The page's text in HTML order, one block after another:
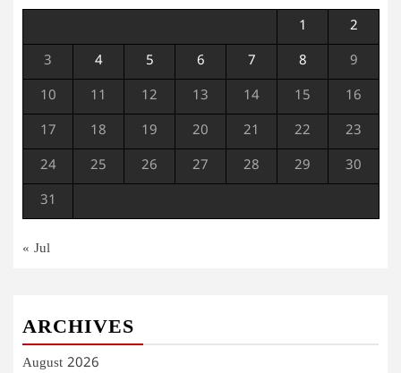
1 2
3 4 5 6 7 8 9
10 11 12 13 14 15 16
17 18 19 20 21 22 23
24 25 26 27 28 29 30
31
« Jul
ARCHIVES
August 2026